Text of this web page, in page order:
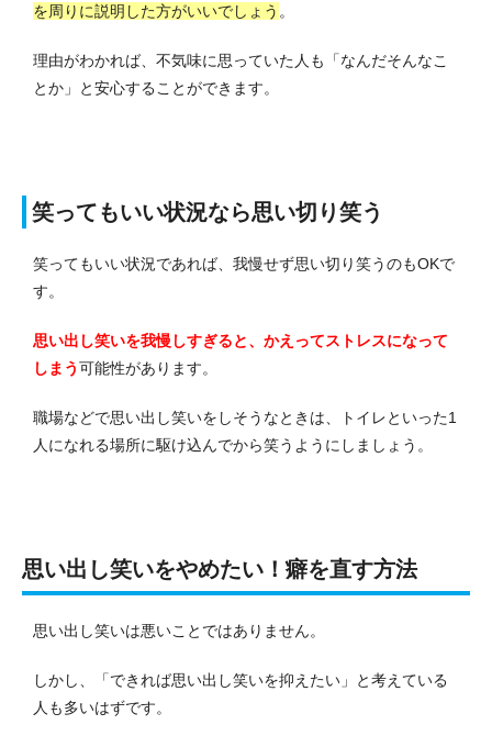
を周りに説明した方がいいでしょう 。
理由がわかれば、不気味に思っていた人も「なんだそんなこ
とか」と安心することができます。
笑ってもいい状況なら思い切り笑う
笑ってもいい状況であれば、我慢せず思い切り笑うのもOKで
す。
思い出し笑いを我慢しすぎると、かえってストレスになって
しまう可能性があります。
職場などで思い出し笑いをしそうなときは、トイレといった1
人になれる場所に駆け込んでから笑うようにしましょう。
思い出し笑いをやめたい！癖を直す方法
思い出し笑いは悪いことではありません。
しかし、「できれば思い出し笑いを抑えたい」と考えている
人も多いはずです。